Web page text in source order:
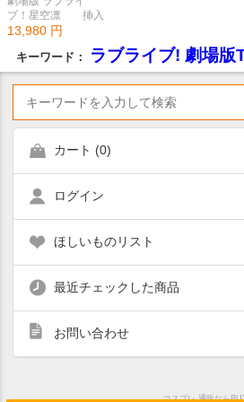
ブ！星空凛 挿入
歌シングル「僕たち
style」 コスプレ
衣装
13,980 円
キーワード： ラブライブ! 劇場
カート (0)
ログイン
ほしいものリスト
最近チェックした商品
お問い合わせ
コスプレ 通販なら